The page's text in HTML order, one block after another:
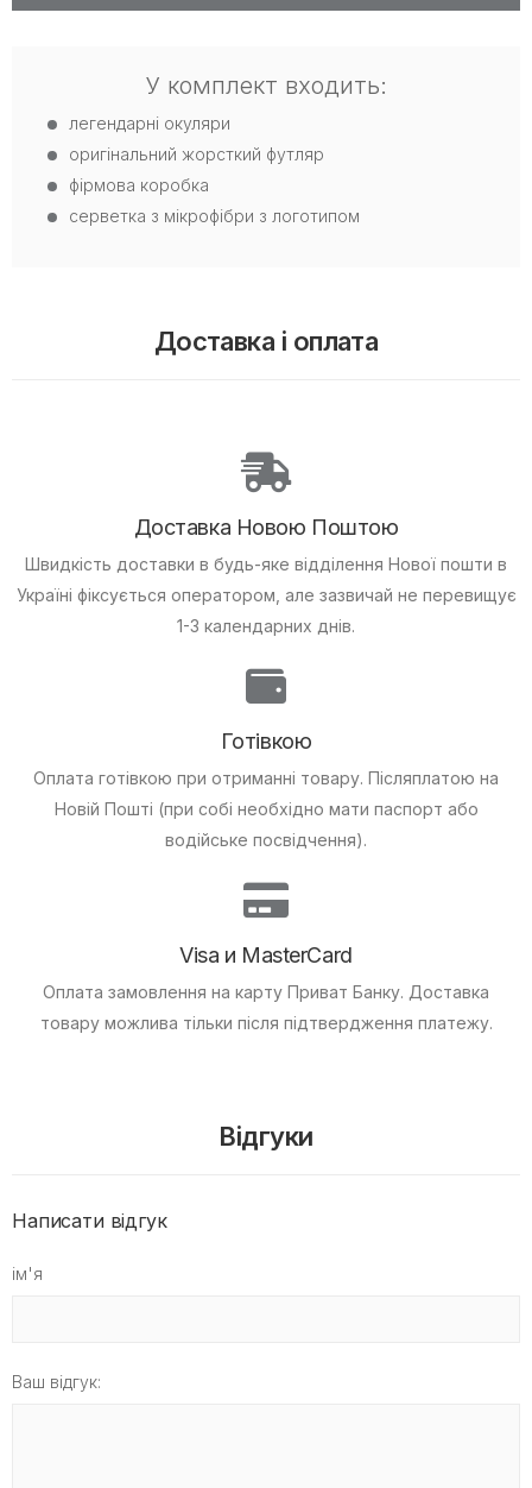
У комплект входить:
легендарні окуляри
оригінальний жорсткий футляр
фірмова коробка
серветка з мікрофібри з логотипом
Доставка і оплата
Доставка Новою Поштою
Швидкість доставки в будь-яке відділення Нової пошти в
Україні фіксується оператором, але зазвичай не перевищує
1-3 календарних днів.
Готівкою
Оплата готівкою при отриманні товару. Післяплатою на
Новій Пошті (при собі необхідно мати паспорт або
водійське посвідчення).
Visa и MasterCard
Оплата замовлення на карту Приват Банку. Доставка
товару можлива тільки після підтвердження платежу.
Відгуки
Написати відгук
ім'я
Ваш відгук: